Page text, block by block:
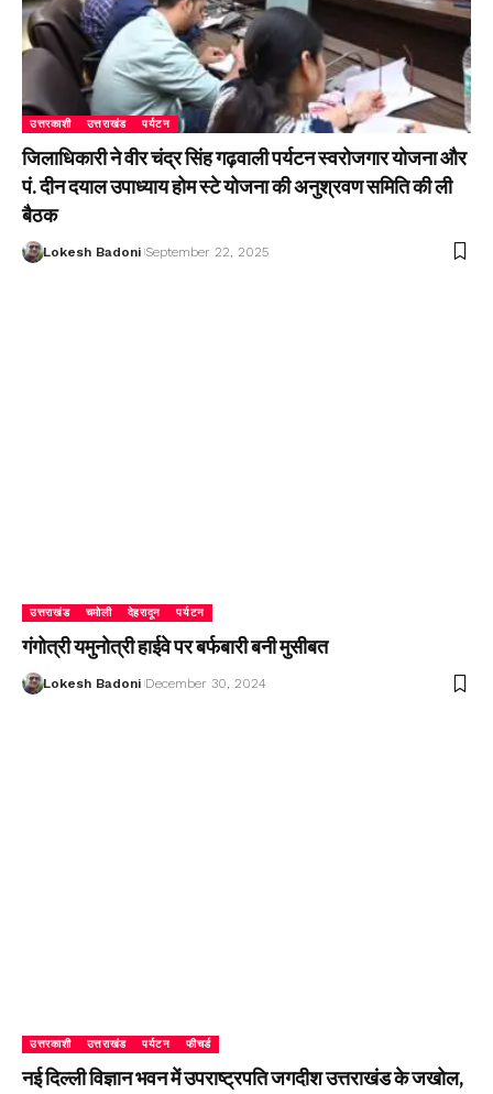
उत्तरकाशी उत्तराखंड पर्यटन
जिलाधिकारी ने वीर चंद्र सिंह गढ़वाली पर्यटन स्वरोजगार योजना और
पं. दीन दयाल उपाध्याय होम स्टे योजना की अनुश्रवण समिति की ली
बैठक
Lokesh Badoni September 22, 2025
उत्तराखंड चमोली देहरादून पर्यटन
गंगोत्री यमुनोत्री हाईवे पर बर्फबारी बनी मुसीबत
Lokesh Badoni December 30, 2024
उत्तरकाशी उत्तराखंड पर्यटन फीचर्ड
नई दिल्ली विज्ञान भवन में उपराष्ट्रपति जगदीश उत्तराखंड के जखोल,